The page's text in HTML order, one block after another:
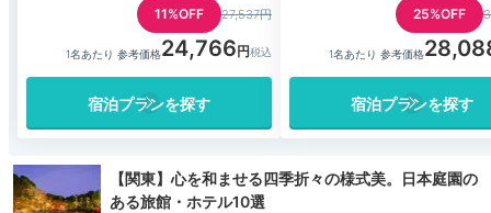
11%OFF 27,537円
1名あたり 参考価格24,766
宿泊プランを探す
25%OFF
1名あたり 参考価格
宿泊プランを探す
【関東】心を和ませる四季折々の様式美。日本庭園の
ある旅館・ホテル10選